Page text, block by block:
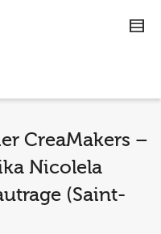
CreaMakers –
Nicolela
(Saint-